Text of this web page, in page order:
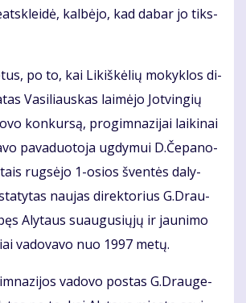
kal­bė­jo, kad da­bar jo tiks­
po to, kai Li­kiš­kė­lių mo­kyk­los di­
Va­si­liaus­kas lai­mė­jo Jot­vin­gių
kon­kur­są, pro­gim­na­zi­jai lai­ki­nai
pa­va­duo­to­ja ug­dy­mui D.Če­pa­no­
rug­sė­jo 1-osios šven­tės da­ly­
nau­jas di­rek­to­rius G.Drau­
Aly­taus su­au­gu­sių­jų ir jau­ni­mo
va­do­va­vo nuo 1997 me­tų.
va­do­vo pos­tas G.Drau­ge­